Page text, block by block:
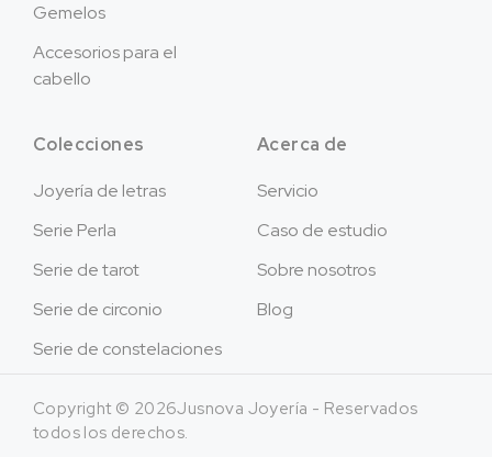
Gemelos
Accesorios para el
cabello
Colecciones
Joyería de letras
Serie Perla
Serie de tarot
Serie de circonio
Serie de constelaciones
Acerca de
Servicio
Caso de estudio
Sobre nosotros
Blog
Copyright © 2026Jusnova Joyería - Reservados
todos los derechos.